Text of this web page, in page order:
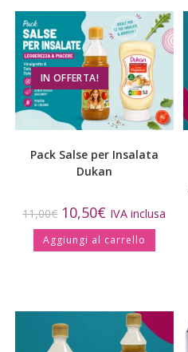
IN OFFERTA!
Pack Salse per Insalata
Dukan
11,00€ 10,50€ IVA inclusa
Aggiungi al carrello